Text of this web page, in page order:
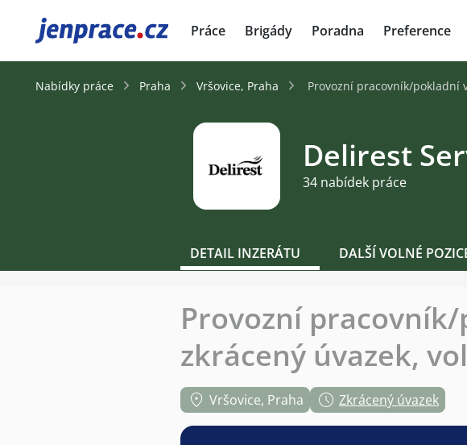
JenPráce.cz Práce Brigády Poradna Preference
Nabídky práce Praha Vršovice, Praha Provozní pracovník/pokladní
Delirest
34 nabídek práce
DETAIL INZERÁTU DALŠÍ VOLNÉ
Provozní
zkrácený úvazek,
Vršovice, Praha Zkrácený úvazek